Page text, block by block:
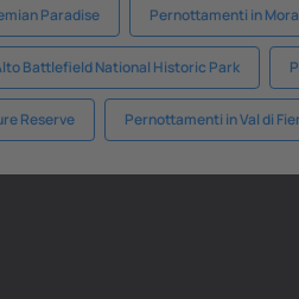
Paradise Pernottamenti in
Battlefield National Historic Park
Reserve Pernottamenti in Val di